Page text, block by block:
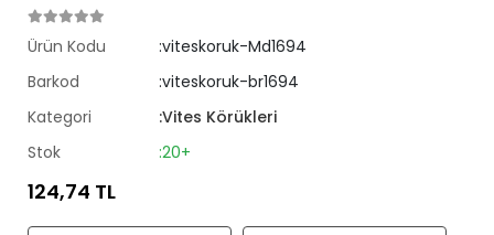
Ürün Kodu
:viteskoruk-Md1694
Barkod
:viteskoruk-br1694
Kategori
:Vites Körükleri
Stok
:20+
124,74 TL